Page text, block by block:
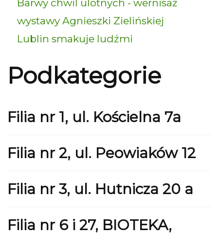
Barwy chwil ulotnych - wernisaż
wystawy Agnieszki Zielińskiej
Lublin smakuje ludźmi
Podkategorie
Filia nr 1, ul. Kościelna 7a
Filia nr 2, ul. Peowiaków 12
Filia nr 3, ul. Hutnicza 20 a
Filia nr 6 i 27, BIOTEKA,